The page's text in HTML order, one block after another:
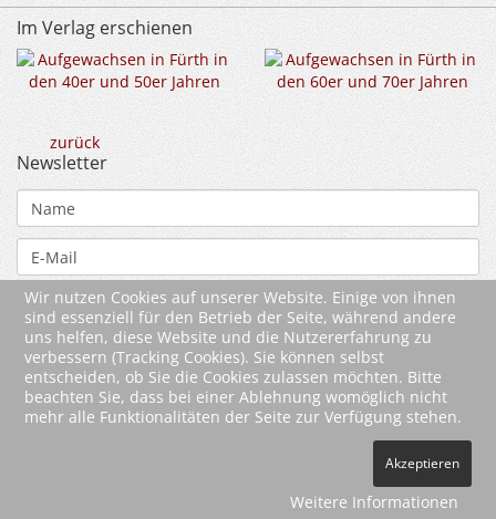
Im Verlag erschienen
zurück
Newsletter
Vertrag widerrufen
Wir nutzen Cookies auf unserer Website. Einige von ihnen
sind essenziell für den Betrieb der Seite, während andere
uns helfen, diese Website und die Nutzererfahrung zu
verbessern (Tracking Cookies). Sie können selbst
entscheiden, ob Sie die Cookies zulassen möchten. Bitte
beachten Sie, dass bei einer Ablehnung womöglich nicht
mehr alle Funktionalitäten der Seite zur Verfügung stehen.
Akzeptieren
Weitere Informationen